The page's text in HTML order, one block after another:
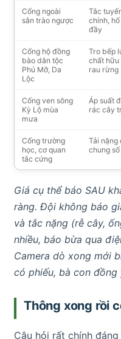
Cống ngoài
sân trào ngược
Tắc
chính, hố
đầy
Cống hộ đồng
bào dân tộc
Phú Mỡ, Da
Lộc
Tro bếp
chất hữu
rau rừng
Cống ven sông
Kỳ Lộ mùa
mưa
Áp suất
rác cây
Cống trường
học, cơ quan
tắc cứng
Tải nặng
chung
Giá cụ thể báo SAU
ràng. Đội không báo
và tắc nặng (rễ cây,
nhiều, báo bừa qua
Camera dò xong mới
có phiếu, bà con đồng
Thông xong rồi
Câu hỏi rất chính